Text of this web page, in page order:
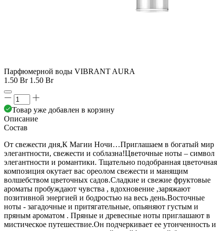
Парфюмерной воды VIBRANT AURA
1.50 Br 1.50 Br
Товар уже добавлен в корзину
Описание
Состав
От свежести дня,К Магии Ночи…Приглашаем в богатый мир
элегантности, свежести и соблазна!Цветочные ноты – символ
элегантности и романтики. Тщательно подобранная цветочная
композиция окутает вас ореолом свежести и манящим
волшебством цветочных садов.Сладкие и свежие фруктовые
ароматы пробуждают чувства , вдохновение ,заряжают
позитивной энергией и бодростью на весь день.Восточные
ноты - загадочные и притягательные, опьяняют густым и
пряным ароматом . Пряные и древесные ноты приглашают в
мистическое путешествие.Он подчеркивает ее утонченность и